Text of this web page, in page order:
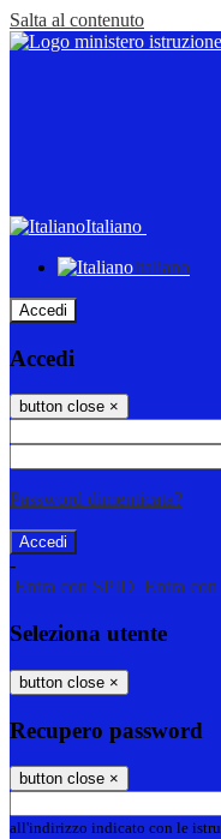
Salta al contenuto
Italiano
Italiano
Accedi
Accedi
button close ×
Password dimenticata?
-
Entra con SPID Entra
Seleziona utente
button close ×
Recupero password
button close ×
all'indirizzo indicato con le